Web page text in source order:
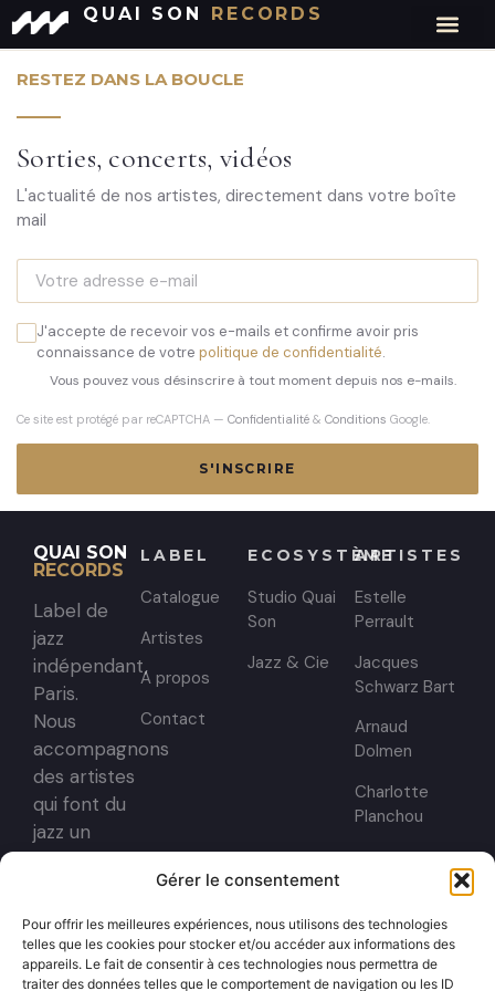
Gérer le consentement
Pour offrir les meilleures expériences, nous utilisons des technologies
telles que les cookies pour stocker et/ou accéder aux informations des
appareils. Le fait de consentir à ces technologies nous permettra de
traiter des données telles que le comportement de navigation ou les ID
QUAI SON RECORDS
Catégorie :Elie Martin Charrière
RESTEZ DANS LA BOUCLE
Sorties, concerts, vidéos
L'actualité de nos artistes, directement dans votre boîte
mail
J'accepte de recevoir vos e-mails et confirme avoir pris
connaissance de votre politique de confidentialité.
Vous pouvez vous désinscrire à tout moment depuis nos e-mails.
Ce site est protégé par reCAPTCHA — Confidentialité & Conditions Google.
S'INSCRIRE
QUAI SON
RECORDS
Label de
jazz
indépendant,
Paris.
Nous
accompagnons
des artistes
qui font du
jazz un
territoire
frontières.
DISTRIBUTION
[PIAS]
LABEL
Catalogue
Artistes
A propos
Contact
ECOSYSTÈME
Studio Quai
Son
Jazz & Cie
ARTISTES
Estelle
Perrault
Jacques
Schwarz Bart
Arnaud
Dolmen
Charlotte
Planchou